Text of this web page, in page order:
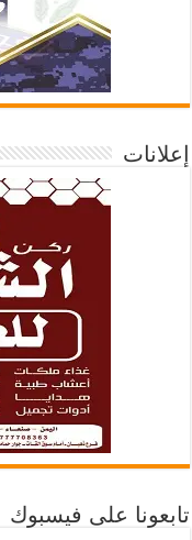
إعلانات
تابعونا على فيسبوك